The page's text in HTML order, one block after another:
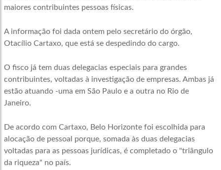
maiores contribuintes pessoas físicas.
A informação foi dada ontem pelo secretário do órgão,
Otacílio Cartaxo, que está se despedindo do cargo.
O fisco já tem duas delegacias especiais para grandes
contribuintes, voltadas à investigação de empresas. Ambas já
estão atuando -uma em São Paulo e a outra no Rio de
Janeiro.
De acordo com Cartaxo, Belo Horizonte foi escolhida para
alocação de pessoal porque, somada às duas delegacias
voltadas para as pessoas jurídicas, é completado o "triângulo
da riqueza" no país.